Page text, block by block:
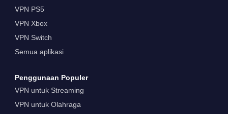
VPN PS5
VPN Xbox
VPN Switch
Semua aplikasi
Penggunaan Populer
VPN untuk Streaming
VPN untuk Olahraga